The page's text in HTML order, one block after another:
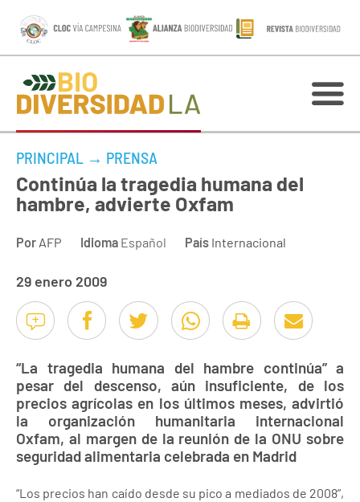
PRINCIPAL → PRENSA
Continúa la tragedia humana del
hambre, advierte Oxfam
Por AFP Idioma Español País Internacional
29 enero 2009
“La tragedia humana del hambre continúa” a
pesar del descenso, aún insuficiente, de los
precios agrícolas en los últimos meses, advirtió
la organización humanitaria internacional
Oxfam, al margen de la reunión de la ONU sobre
seguridad alimentaria celebrada en Madrid
“Los precios han caído desde su pico a mediados de 2008”,